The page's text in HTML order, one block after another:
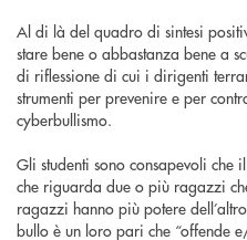
Al di là del quadro di sintesi
stare bene o abbastanza bene a
di riflessione di cui i dirigenti
strumenti per prevenire e per
cyberbullismo.
Gli studenti sono consapevoli che
che riguarda due o più ragazzi
ragazzi hanno più potere
bullo è un loro pari che “offende